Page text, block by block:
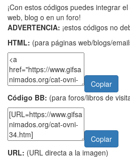
¡Con estos códigos puedes integrar
web, blog o en un foro!
ADVERTENCIA: ¡estos códigos no
HTML: (para páginas web/blogs/
Copiar
Código BB: (para foros/libros de
Copiar
URL: (URL directa a la imagen)